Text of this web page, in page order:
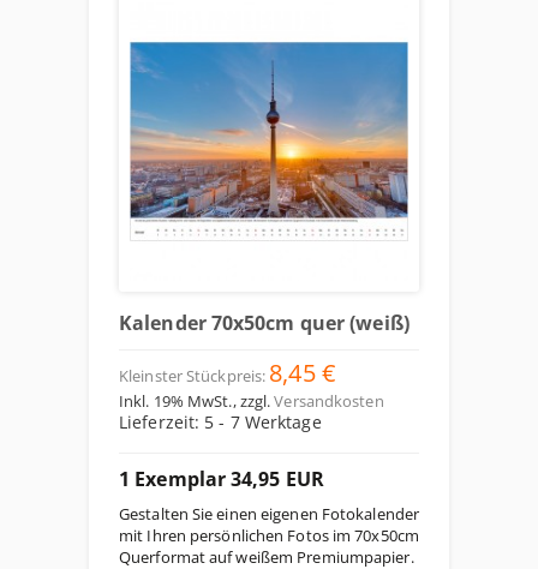
Kalender 70x50cm quer (weiß)
Kleinster Stückpreis: 8,45 €
Inkl. 19% MwSt.,zzgl.Versandkosten
Lieferzeit: 5 - 7 Werktage
1 Exemplar 34,95 EUR
Gestalten Sie einen eigenen Fotokalender
mit Ihren persönlichen Fotos im 70x50cm
Querformat auf weißem Premiumpapier.